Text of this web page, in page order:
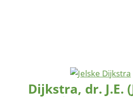
Dijkstra, dr. J.E.